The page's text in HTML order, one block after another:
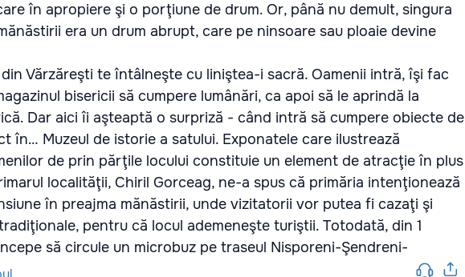
în apropiere şi o porţiune de drum. Or, până nu demult, singura
era un drum abrupt, care pe ninsoare sau ploaie devine
Vărzăreşti te întâlneşte cu liniştea-i sacră. Oamenii intră, îşi fac
bisericii să cumpere lumânări, ca apoi să le aprindă la
Dar aici îi aşteaptă o surpriză - când intră să cumpere obiecte de
în… Muzeul de istorie a satului. Exponatele care ilustrează
de prin părţile locului constituie un element de atracţie în plus
localităţii, Chiril Gorceag, ne-a spus că primăria intenţionează
în preajma mănăstirii, unde vizitatorii vor putea fi cazaţi şi
pentru că locul ademeneşte turiştii. Totodată, din 1
să circule un microbuz pe traseul Nisporeni-Şendreni-